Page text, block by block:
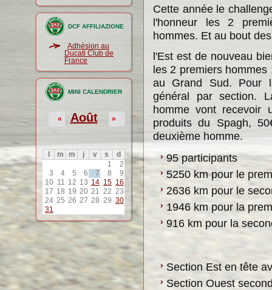
DCF AFFILIAZIONE
Adhésion au
Ducati Club de
France
MINI CALENDRIER
Août
« »
m m j v s
d
1
2
3
4 5 6 7 8
9
10 11 12 13 14 15 16
17 18 19 20 21 22 23
24 25 26 27 28 29 30
31
Cette année le
l'honneur les 2
hommes. Et au bout
l'Est est de nouveau
les 2 premiers
au Grand Sud. Pour
général par section.
homme vont recevoir
produits du Spagh,
deuxième homme.
95 participants
5250 km pour le
2636 km pour le
1946 km pour la
916 km pour la
Section Est en tête
Section Ouest